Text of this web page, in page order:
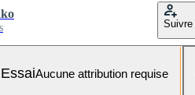
Suivre
Aucune attribution requise